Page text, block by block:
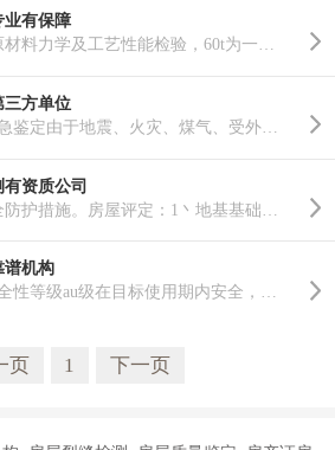
业有保障
三方单位
5、房屋安全突发事故紧急鉴定由于地震、火灾、煤气、受外力影响等造成的房屋需要鉴定人员时间根据现场实际..……
资质公司
谱机构
1）钢结构构件节点的安全性等级au级在目标使用期内安全，不必采取措施；bu级在目标使用期内不显着影响安全..……
页 1 下一页